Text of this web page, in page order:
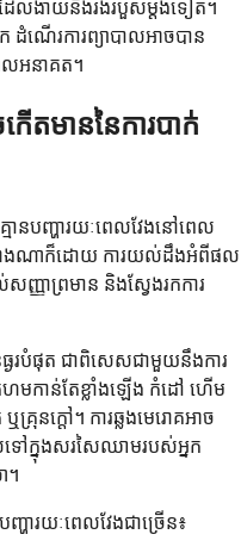
ែលងាយនឹងរងរបួសម្តងទៀត។
ដំណើរការព្យាបាលអាចបាន
េលអនាគត។
ើតមាននៃការបាក់
ានបញ្ហារយៈពេលវែងនៅពេល
យ៉ាងណាក៏ដោយ ការយល់ដឹងអំពីផល
ញ្ញាព្រមាន និងស្វែងរកការ
ធ្ងរបំផុត ជាពិសេសជាមួយនឹងការ
ហមកាន់តែខ្លាំងឡើង កំដៅ ហើម
នក្តៅ។ ការឆ្លងមេរោគអាច
ៅក្នុងសរសៃឈាមរបស់អ្នក
។
ារយៈពេលវែងជាច្រើន៖